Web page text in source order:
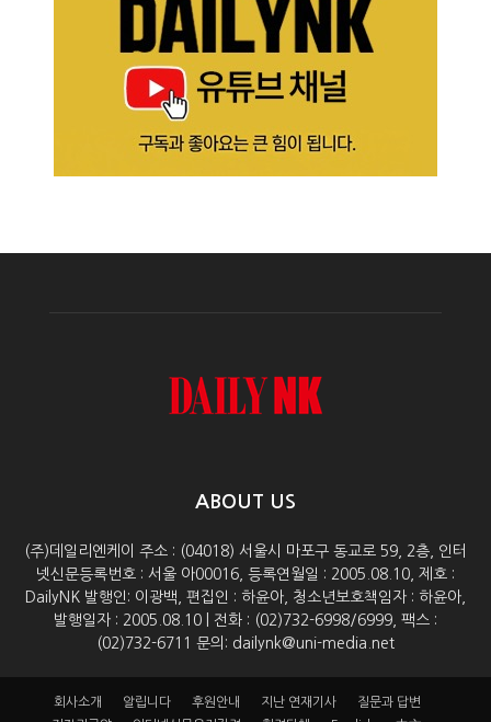
ABOUT US
(주)데일리엔케이 주소 : (04018) 서울시 마포구 동교로 59, 2층, 인터
넷신문등록번호 : 서울 아00016, 등록연월일 : 2005.08.10, 제호 :
DailyNK 발행인: 이광백, 편집인 : 하윤아, 청소년보호책임자 : 하윤아,
발행일자 : 2005.08.10 | 전화 : (02)732-6998/6999, 팩스 :
(02)732-6711 문의: dailynk@uni-media.net
회사소개 알립니다 후원안내 지난 연재기사
질문과 답변